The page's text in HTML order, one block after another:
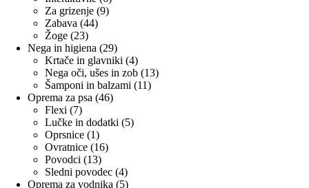
izdelkov
Za grizenje 99
Zabava 4444
Žoge 2323
izdelkov
Nega in higiena 2929
izdelkov
Krtače in glavniki 44
izdelki
Nega oči, ušes in zob 1313
Šamponi in balzami 1111
Oprema za psa 4646
Flexi 77
izdelkov
Lučke in dodatki 55
Oprsnice 11
izdelek
Ovratnice 1616
Povodci 1313
izdelkov
Sledni povodec 44
izdelki
Oprema za vodnika 55